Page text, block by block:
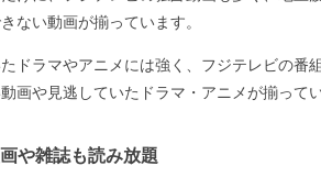
ない動画が揃っています。
ドラマやアニメには強く、フジテレビの番
画や見逃していたドラマ・アニメが揃って
や雑誌も読み放題